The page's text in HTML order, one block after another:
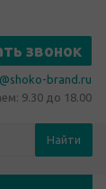
звонок
brand.ru
9.30 до 18.00
Найти